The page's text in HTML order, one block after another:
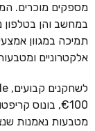
מספקים מוכרים.
תמיכה במגוון
אלקטרוניים
מטבעות נאמנות